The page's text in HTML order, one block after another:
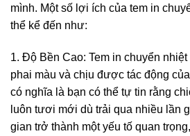
mình. Một số lợi ích của tem in
thể kể đến như:
1. Độ Bền Cao: Tem in chuyển
phai màu và chịu được tác động
có nghĩa là bạn có thể tự tin rằng
luôn tươi mới dù trải qua nhiều lần
gian trở thành một yếu tố quan